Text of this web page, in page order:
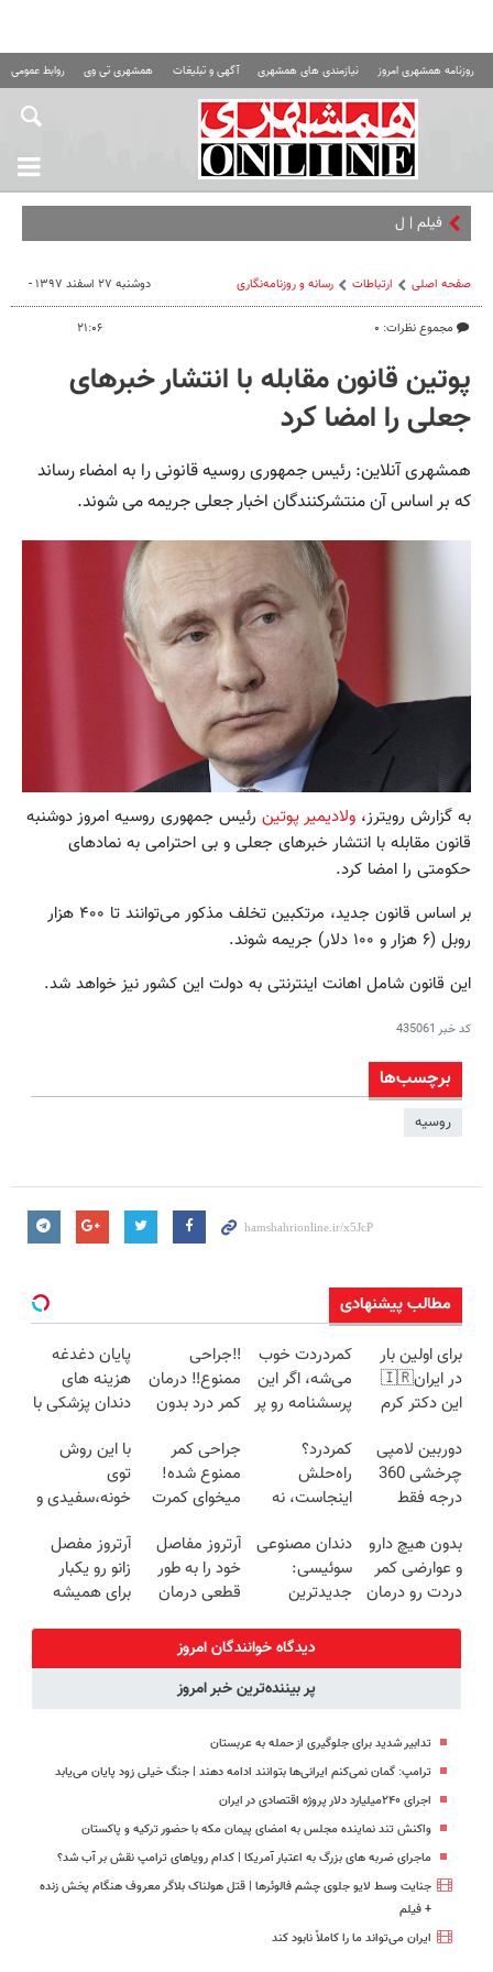
روزنامه همشهری امروز نیازمندی های همشهری آگهی و تبلیغات همشهری تی وی روابط عمومی
فیلم | لحظه ورود
صفحه اصلی ارتباطات رسانه و روزنامه‌نگاری
مجموع نظرات: ۰
دوشنبه ۲۷ اسفند ۱۳۹۷ -
۲۱:۰۶
پوتین قانون مقابله با انتشار خبرهای
جعلی را امضا کرد
همشهری آنلاین: رئیس جمهوری روسیه قانونی را به امضاء رساند
که بر اساس آن منتشرکنندگان اخبار جعلی جریمه می شوند.
به گزارش رویترز، ولادیمیر پوتین رئیس جمهوری روسیه امروز دوشنبه
قانون مقابله با انتشار خبرهای جعلی و بی احترامی به نمادهای
حکومتی را امضا کرد.
بر اساس قانون جدید، مرتکبین تخلف مذکور می‌توانند تا ۴۰۰ هزار
روبل (۶ هزار و ۱۰۰ دلار) جریمه شوند.
این قانون شامل اهانت اینترنتی به دولت این کشور نیز خواهد شد.
کد خبر 435061
برچسب‌ها
روسیه
مطالب پیشنهادی
برای اولین بار
در ایران🇮🇷
این دکتر کرم
روزه ساخت!
کمردردت خوب
می‌شه، اگر این
پرسشنامه رو پر
‼️جراحی
ممنوع‼️ درمان
کمر درد بدون
نقاهت
پایان دغدغه
هزینه های
دندان پزشکی با
کننده خانگی
دوربین لامپی
چرخشی 360
درجه فقط
🔥 پرداخت
درب منزل
کمردرد؟
راه‌حلش
اینجاست، نه
جراحی کمر
ممنوع شده!
میخوای کمرت
درمان کنی؟
((پرسش‌نامه))
با این روش
توی
خونه،سفیدی و
برگردون
(40%off)
بدون هیچ دارو
و عوارضی کمر
دردت رو درمان
دندان مصنوعی
سوئیسی:
جدیدترین
سبک و مقاوم |
پرداخت قسطی
آرتروز مفاصل
خود را به طور
قطعی درمان
◗پرسش‌نامه◖
آرتروز مفصل
زانو رو یکبار
برای همیشه
دیدگاه خوانندگان امروز
پر بیننده‌ترین خبر امروز
تدابیر شدید برای جلوگیری از حمله به عربستان
ترامپ: گمان نمی‌کنم ایرانی‌ها بتوانند ادامه دهند | جنگ خیلی زود پایان می‌یابد
اجرای ۲۴۰میلیارد دلار پروژه اقتصادی در ایران
واکنش تند نماینده مجلس به امضای پیمان مکه با حضور ترکیه و پاکستان
ماجرای ضربه های بزرگ به اعتبار آمریکا | کدام رویاهای ترامپ نقش بر آب شد؟
جنایت وسط لایو جلوی چشم فالوئرها | قتل هولناک بلاگر معروف هنگام پخش زنده
+ فیلم
ایران می‌تواند ما را کاملاً نابود کند